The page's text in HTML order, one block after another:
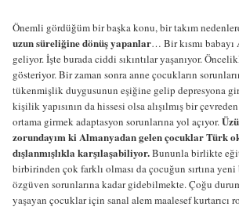
Önemli gördüğüm bir başka konu, bir takım
uzun süreliğine dönüş yapanlar… Bir kısmı babayı
geliyor. İşte burada ciddi sıkıntılar yaşanıyor.
gösteriyor. Bir zaman sonra anne çocukların
tükenmişlik duygusunun eşiğine gelip depresyona
kişilik yapısının da hissesi olsa alışılmış bir
ortama girmek adaptasyon sorunlarına yol açıyor.
zorundayım ki Almanyadan gelen çocuklar Türk
dışlanmışlıkla karşılaşabiliyor.Bununla birlikte
birbirinden çok farklı olması da çocuğun sırtına
özgüven sorunlarına kadar gidebilmekte. Çoğu
yaşayan çocuklar için sanal alem maalesef kurtarıcı